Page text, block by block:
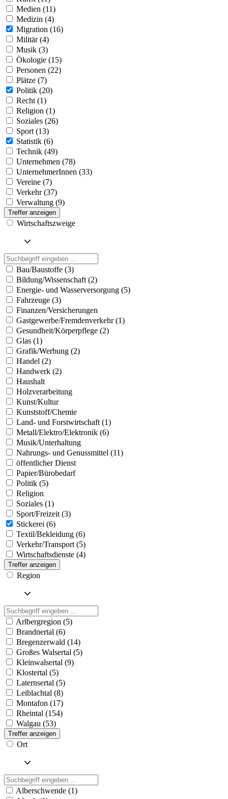
Medien (11)
Medizin (4)
Migration (16)
Militär (4)
Musik (3)
Ökologie (15)
Personen (22)
Plätze (7)
Politik (20)
Recht (1)
Religion (1)
Soziales (26)
Sport (13)
Statistik (6)
Technik (49)
Unternehmen (78)
UnternehmerInnen (33)
Vereine (7)
Verkehr (37)
Verwaltung (9)
Treffer anzeigen
Wirtschaftszweige
Bau/Baustoffe (3)
Bildung/Wissenschaft (2)
Energie- und Wasserversorgung (5)
Fahrzeuge (3)
Finanzen/Versicherungen
Gastgewerbe/Fremdenverkehr (1)
Gesundheit/Körperpflege (2)
Glas (1)
Grafik/Werbung (2)
Handel (2)
Handwerk (2)
Haushalt
Holzverarbeitung
Kunst/Kultur
Kunststoff/Chemie
Land- und Forstwirtschaft (1)
Metall/Elektro/Elektronik (6)
Musik/Unterhaltung
Nahrungs- und Genussmittel (11)
öffentlicher Dienst
Papier/Bürobedarf
Politik (5)
Religion
Soziales (1)
Sport/Freizeit (3)
Stickerei (6)
Textil/Bekleidung (6)
Verkehr/Transport (5)
Wirtschaftsdienste (4)
Treffer anzeigen
Region
Arlbergregion (5)
Brandnertal (6)
Bregenzerwald (14)
Großes Walsertal (5)
Kleinwalsertal (9)
Klostertal (5)
Laternsertal (5)
Leiblachtal (8)
Montafon (17)
Rheintal (154)
Walgau (53)
Treffer anzeigen
Ort
Alberschwende (1)